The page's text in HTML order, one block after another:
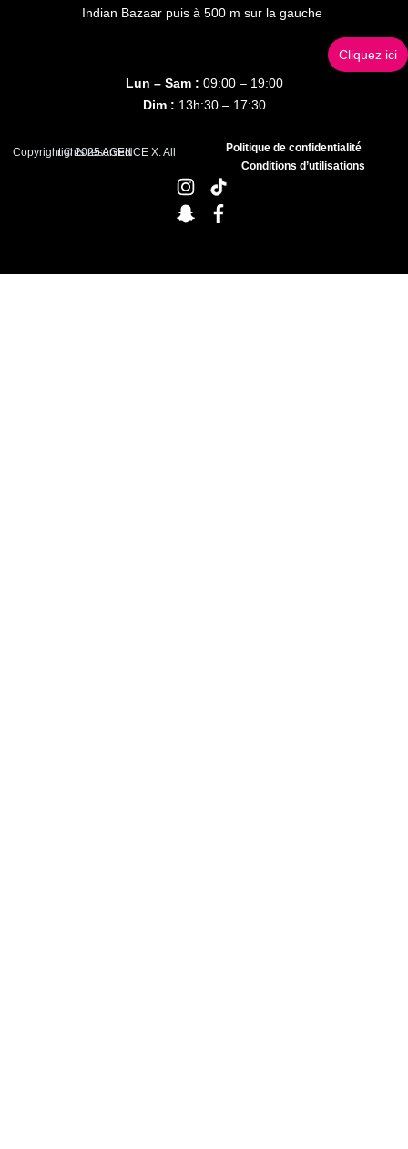
Indian Bazaar puis à 500 m sur la gauche
Cliquez ici
Lun – Sam : 09:00 – 19:00
Dim : 13h:30 – 17:30
Copyright © 2025 AGENCE X. All rights reserved
Politique de confidentialité
Conditions d’utilisations